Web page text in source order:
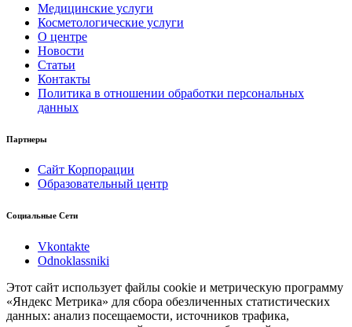
Медицинские услуги
Косметологические услуги
О центре
Новости
Статьи
Контакты
Политика в отношении обработки персональных
данных
Партнеры
Сайт Корпорации
Образовательный центр
Социальные Сети
Vkontakte
Odnoklassniki
Этот сайт использует файлы cookie и метрическую программу
«Яндекс Метрика» для сбора обезличенных статистических
данных: анализ посещаемости, источников трафика,